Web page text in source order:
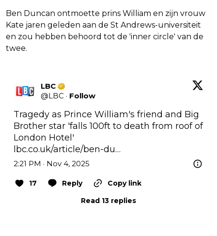
Ben Duncan ontmoette prins William en zijn vrouw
Kate jaren geleden aan de St Andrews-universiteit
en zou hebben behoord tot de 'inner circle' van de
twee.
LBC
@LBC · Follow
Tragedy as Prince William's friend and Big
Brother star 'falls 100ft to death from roof of
lbc.co.uk/article/ben-du…
2:21 PM · Nov 4, 2025
17 Reply
Copy link
Read 13 replies